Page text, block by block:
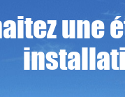
une